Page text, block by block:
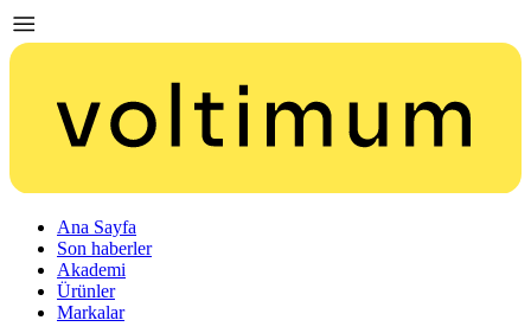
Ana Sayfa
Son haberler
Akademi
Ürünler
Markalar